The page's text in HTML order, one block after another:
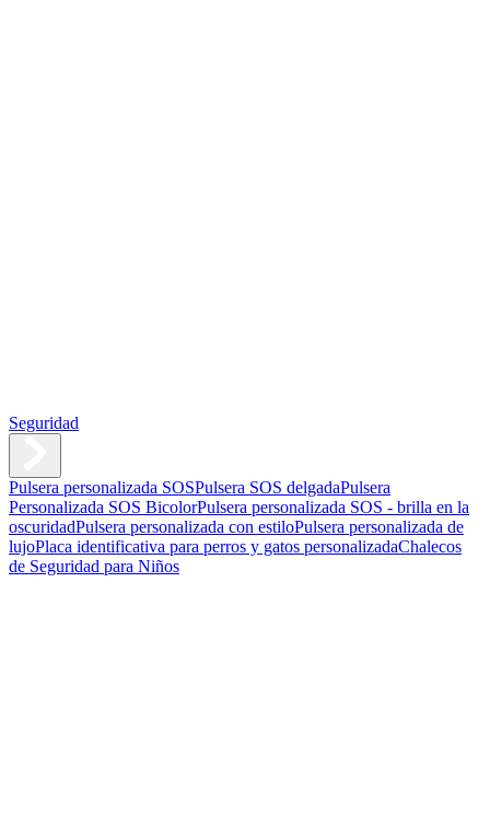
Seguridad
Pulsera personalizada SOSPulsera SOS delgadaPulsera
Personalizada SOS BicolorPulsera personalizada SOS - brilla en la
oscuridadPulsera personalizada con estiloPulsera personalizada de
lujoPlaca identificativa para perros y gatos personalizadaChalecos
de Seguridad para Niños